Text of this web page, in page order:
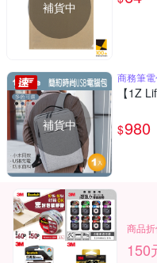
補貨中
補貨中
商務筆
【1Z
$980
商品
150